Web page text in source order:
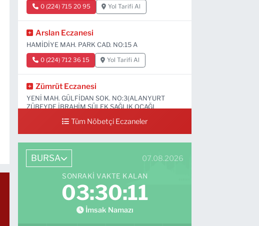
0 (224) 715 20 95 Yol Tarifi Al
Arslan Eczanesi
HAMİDİYE MAH. PARK CAD. NO:15 A
0 (224) 712 36 15 Yol Tarifi Al
Zümrüt Eczanesi
YENİ MAH. GÜLFİDAN SOK. NO:3(ALANYURT
ZÜBEYDE İBRAHİM SÜLEK SAĞLIK OCAĞI
Tüm Nöbetçi Eczaneler
BURSA 07.08.2026
SONRAKI VAKTE KALAN
03:30:09
İmsak Namazı